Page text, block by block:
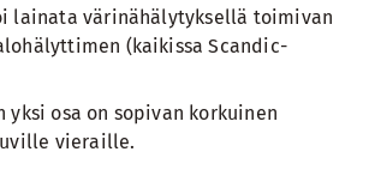
lainata värinähälytyksellä toimivan
(kaikissa Scandic-
yksi osa on sopivan korkuinen
vieraille.